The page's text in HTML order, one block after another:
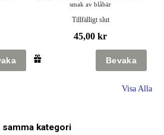
smak av blåbär
Tillfälligt slut
45,00 kr
Visa Alla
kategori